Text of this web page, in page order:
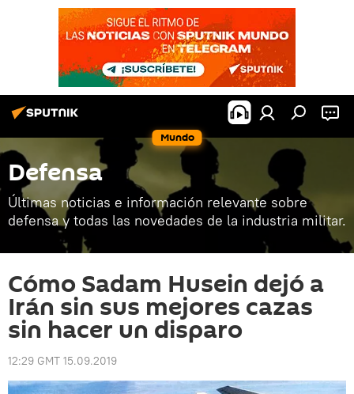
Mundo
Defensa
Últimas noticias e información relevante sobre
defensa y todas las novedades de la industria militar.
Cómo Sadam Husein dejó a
Irán sin sus mejores cazas
sin hacer un disparo
12:29 GMT 15.09.2019